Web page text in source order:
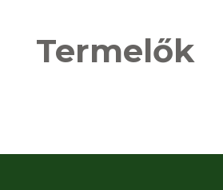
Termelők